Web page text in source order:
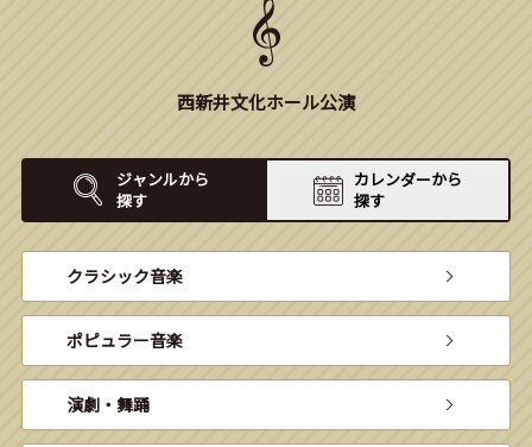
西新井文化ホール公演
ジャンルから
探す
カレンダーから
探す
クラシック音楽
ポピュラー音楽
演劇・舞踊